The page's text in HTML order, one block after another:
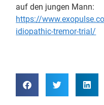
auf den jungen Mann:
https://
idiopathic-tremor-trial/